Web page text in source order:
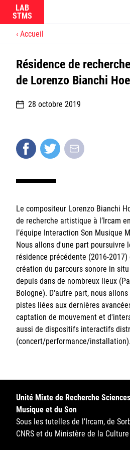
LAB
CNRS
Sorbonne Université
Ministère de la Culture
Rester informé
Offres d'emplois/stages
Login/
La recherche
Actualités
Accueil
Résidence de
de Lorenzo Bianchi
28 octobre 2019
Le compositeur Lorenzo Bianchi
de recherche artistique à l’Ircam
l’équipe Interaction Son Musique
Nous allons d'une part poursuivre
résidence précédente (2016-
création du parcours sonore in
depuis dans de nombreux lieux
Bologne). D'autre part, nous
pistes liées aux dernières
captation de mouvement et
aussi de dispositifs interactifs
(concert/performance/installation).
Unité Mixte de Recherche
Musique et du Son
Sous les tutelles de l’Ircam, de
CNRS et du Ministère de la Culture